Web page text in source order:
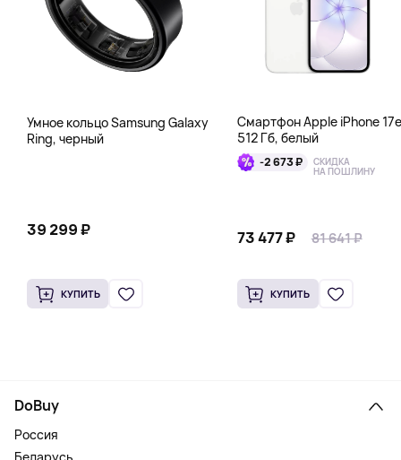
Умное кольцо Samsung Galaxy
Ring, черный
39 299 ₽
КУПИТЬ
Смартфон Apple iPhone 17e
512 Гб, белый
-2 673 ₽ СКИДКА
НА ПОШЛИНУ
73 477 ₽ 81 641 ₽
КУПИТЬ
DoBuy
Россия